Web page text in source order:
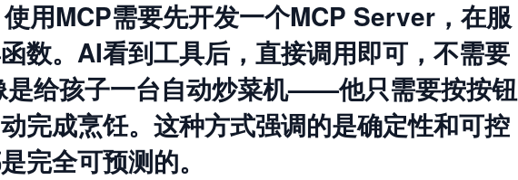
用MCP需要先开发一个MCP Server，在服
数。AI看到工具后，直接调用即可，不需要
是给孩子一台自动炒菜机——他只需要按按钮
完成烹饪。这种方式强调的是确定性和可控
完全可预测的。